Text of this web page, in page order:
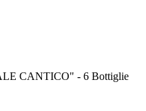
CANTICO" - 6 Bottiglie